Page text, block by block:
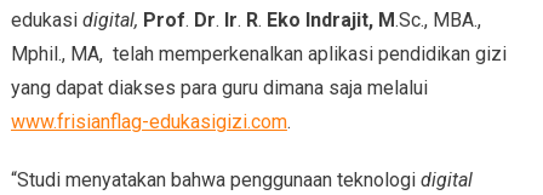
edukasi digital, Prof. Dr. Ir. R. Eko Indrajit, M.Sc., MBA.,
Mphil., MA, telah memperkenalkan aplikasi pendidikan gizi
yang dapat diakses para guru dimana saja melalui
www.frisianflag-edukasigizi.com.
“Studi menyatakan bahwa penggunaan teknologi digital